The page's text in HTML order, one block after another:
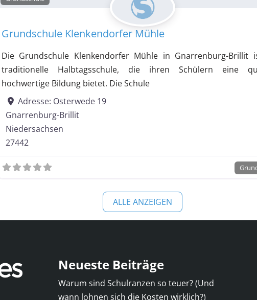
mit Förderschulklassen
Gesamtschule
Grundschule Klenkendorfer Mühle
Die Grundschule Klenkendorfer Mühle in Gnarrenburg-Brillit
traditionelle Halbtagsschule, die ihren Schülern eine
hochwertige Bildung bietet. Die Schule
Adresse: Osterwede 19
Gnarrenburg-Brillit
Niedersachsen
27442
ALLE ANZEIGEN
Neueste Beiträge
Warum sind Schulranzen so teuer? (Und
wann lohnen sich die Kosten wirklich?)